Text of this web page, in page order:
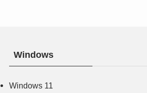
Windows
Windows 11